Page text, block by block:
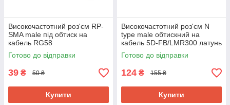
Високочастотний роз'єм RP-
SMA male під обтиск на
кабель RG58
Готово до відправки
39 ₴ 50 ₴
Купити
Високочастотний роз'єм N
type male обтискний на
кабель 5D-FB/LMR300 латунь
премиум
Готово до відправки
124 ₴ 155 ₴
Купити